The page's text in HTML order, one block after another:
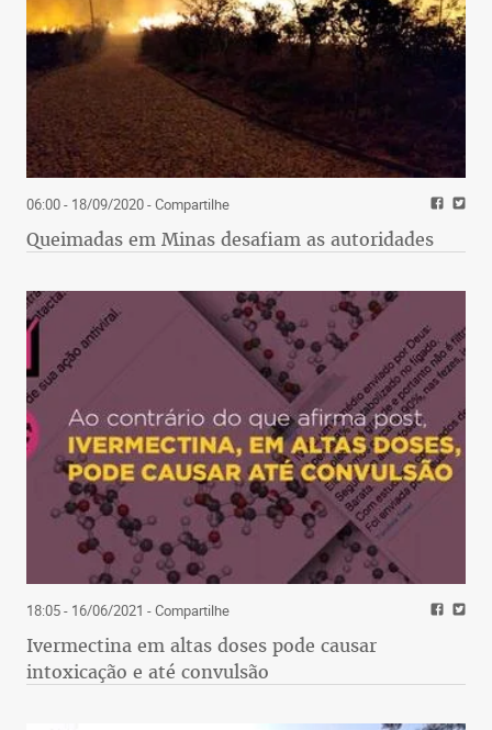
06:00 - 18/09/2020- Compartilhe
Queimadas em Minas desafiam as autoridades
18:05 - 16/06/2021 - Compartilhe
Ivermectina em altas doses pode causar
intoxicação e até convulsão